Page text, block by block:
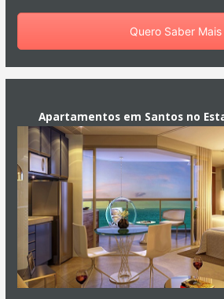
Quero Saber Mais
Apartamentos em Santos no